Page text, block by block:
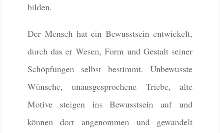
bilden.
Der Mensch hat ein Bewusstsein entwickelt,
durch das er Wesen, Form und Gestalt seiner
Schöpfungen selbst bestimmt. Unbewusste
Wünsche, unausgesprochene Triebe, alte
Motive steigen ins Bewusstsein auf und
können dort angenommen und gewandelt